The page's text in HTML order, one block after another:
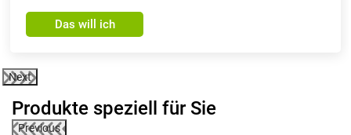
Das will ich
Next
Produkte speziell für Sie
Previous